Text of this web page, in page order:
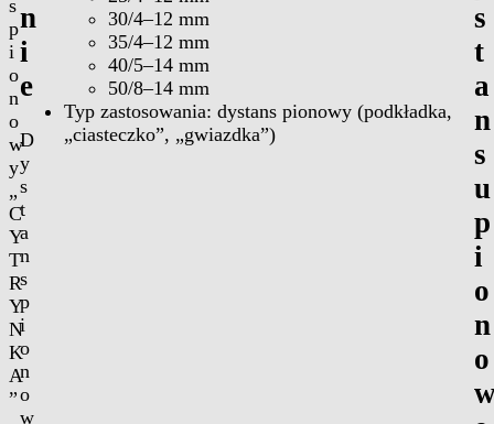
s
p
i
o
n
o
w
y
„
C
Y
T
R
Y
N
K
A
”
n
i
e
D
y
s
t
a
n
s
p
i
o
n
o
w
30/4–12 mm
35/4–12 mm
40/5–14 mm
50/8–14 mm
Typ zastosowania: dystans pionowy (podkładka,
„ciasteczko”, „gwiazdka”)
s
t
a
n
s
u
p
i
o
n
o